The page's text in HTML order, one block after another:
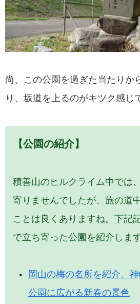
尚、この公園を過ぎた当たりか
り、坂道を上るのがキツク感じ
【公園の紹介】
積善山のヒルクライム中では
寄りませんでしたが、旅の道
ことは良くありますね。下記
で立ち寄った公園を紹介します
岡山の梅の名所を紹介、
公園に広がる新春の景色